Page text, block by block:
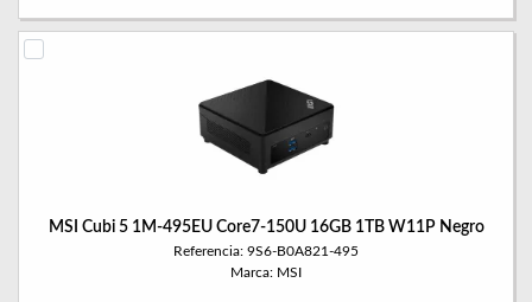
MSI Cubi 5 1M-495EU Core7-150U 16GB 1TB W11P Negro
Referencia: 9S6-B0A821-495
Marca: MSI